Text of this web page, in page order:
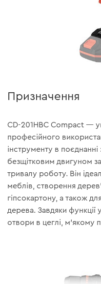
Призначення
CD-201HBC Compact —
професійного
інструменту в поєднанні
безщітковим двигуном
тривалу роботу. Він
меблів, створення
гіпсокартону, а також
дерева. Завдяки функції
отвори в цеглі, м'якому